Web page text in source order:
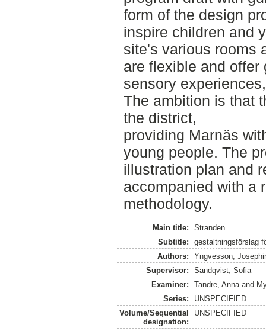
form of the design
inspire children and
site's various rooms
are flexible and offer
sensory
The ambition is that
the district,
providing Marnäs
young people. The
illustration plan and
accompanied with a
methodology.
Main title:
Stranden
Subtitle:
gestaltningsförslag
Authors:
Yngvesson,
Supervisor:
Sandqvist, Sofia
Examiner:
Tandre, Annaand
Series:
UNSPECIFIED
Volume/Sequential
designation:
UNSPECIFIED